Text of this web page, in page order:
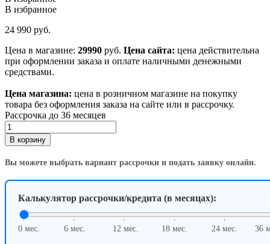
В избранное
24 990 руб.
Цена в магазине: 29990 руб. Цена сайта: цена действительна
при оформлении заказа и оплате наличными денежными
средствами.
Цена магазина: цена в розничном магазине на покупку
товара без оформления заказа на сайте или в рассрочку.
Рассрочка до 36 месяцев
Количество
товара
SE3
44mm
Midnight
M/L
В корзину
Вы можете выбрать вариант рассрочки и подать заявку онлайн.
Калькулятор рассрочки/кредита (в месяцах):
0 мес. 6 мес. 12 мес. 18 мес. 24 мес. 36